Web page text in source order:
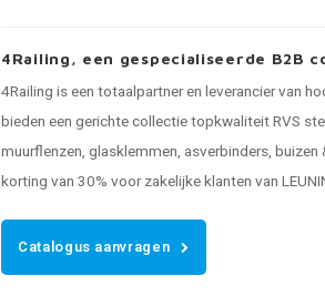
4Railing, een gespecialiseerde B2B
4Railing is een totaalpartner en leverancier van
bieden een gerichte collectie topkwaliteit RVS
muurflenzen, glasklemmen, asverbinders,
korting van 30% voor zakelijke klanten van
Catalogus aanvragen